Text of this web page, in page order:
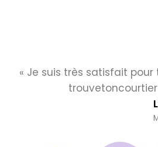
« Je suis très satisfait